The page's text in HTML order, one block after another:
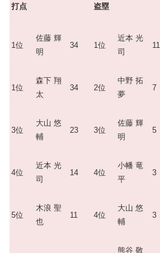
打点 盗塁
1位
佐藤 輝
明
34 1位
近本 光
司
11
1位
森下 翔
太
34 2位
中野 拓
夢
7
3位
大山 悠
輔
23 3位
佐藤 輝
明
5
4位
近本 光
司
14 4位
小幡 竜
平
3
5位
木浪 聖
也
11 4位
大山 悠
輔
3
熊谷 敬